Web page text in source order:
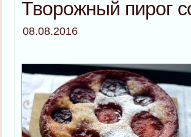
Творожный пирог
08.08.2016